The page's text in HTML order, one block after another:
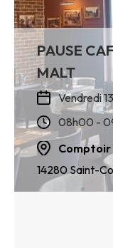
PAUSE
MALT
Vendredi
08h00 -
Comptoir
14280 Saint-